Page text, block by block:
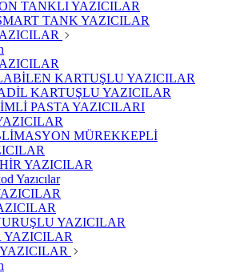
TANKLI YAZICILAR
TANK YAZICILAR
KARTUŞLU YAZICILAR
KARTUŞLU YAZICILAR
PASTA YAZICILARI
MÜREKKEPLİ
YAZICILAR
Yazıcılar
YAZICILAR
YAZICILAR